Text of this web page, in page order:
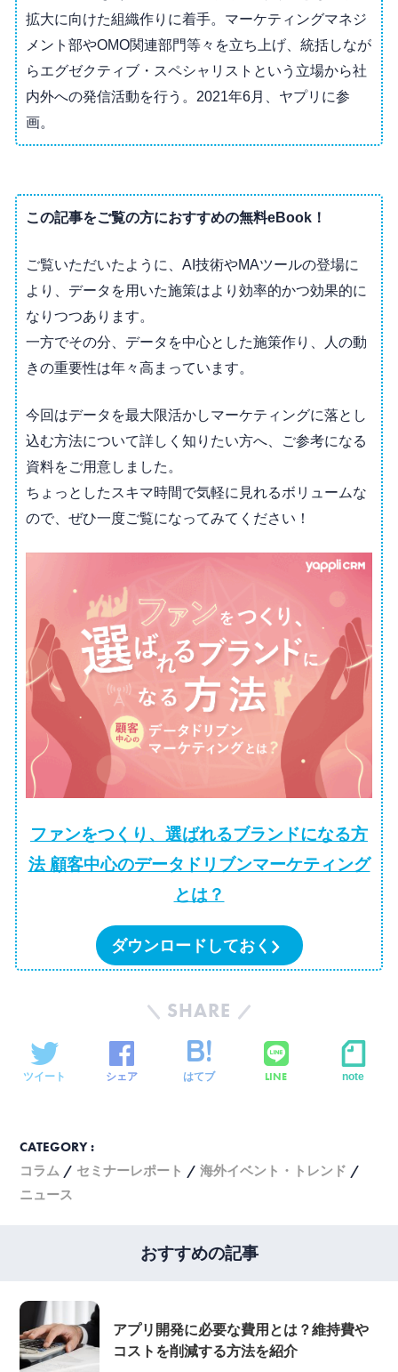
拡大に向けた組織作りに着手。マーケティングマネジ
メント部やOMO関連部門等々を立ち上げ、統括しなが
らエグゼクティブ・スペシャリストという立場から社
内外への発信活動を行う。2021年6月、ヤプリに参
画。
この記事をご覧の方におすすめの無料eBook！
ご覧いただいたように、AI技術やMAツールの登場に
より、データを用いた施策はより効率的かつ効果的に
なりつつあります。
一方でその分、データを中心とした施策作り、人の動
きの重要性は年々高まっています。
今回はデータを最大限活かしマーケティングに落とし
込む方法について詳しく知りたい方へ、ご参考になる
資料をご用意しました。
ちょっとしたスキマ時間で気軽に見れるボリュームな
ので、ぜひ一度ご覧になってみてください！
ファンをつくり、選ばれるブランドになる方
法 顧客中心のデータドリブンマーケティング
とは？
ダウンロードしておく
SHARE
ツイート シェア はてブ LINE note
CATEGORY :
コラム
セミナーレポート
海外イベント・トレンド
ニュース
おすすめの記事
アプリ開発に必要な費用とは？維持費や
コストを削減する方法を紹介